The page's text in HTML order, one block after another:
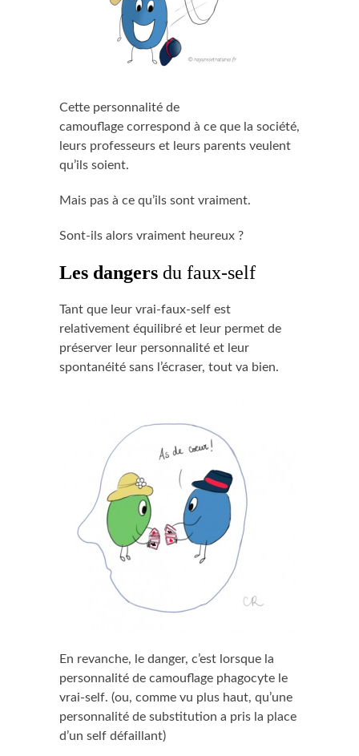
Cette personnalité de
camouflage correspond à ce que la société,
leurs professeurs et leurs parents veulent
qu’ils soient.
Mais pas à ce qu’ils sont vraiment.
Sont-ils alors vraiment heureux ?
Les dangers du faux-self
Tant que leur vrai-faux-self est
relativement équilibré et leur permet de
préserver leur personnalité et leur
spontanéité sans l’écraser, tout va bien.
En revanche, le danger, c’est lorsque la
personnalité de camouflage phagocyte le
vrai-self. (ou, comme vu plus haut, qu’une
personnalité de substitution a pris la place
d’un self défaillant)